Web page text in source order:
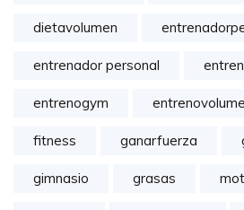
dietavolumen
entrenador personal
entrenogym
fitness ganarfuerza
gimnasio grasas